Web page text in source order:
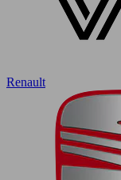
Renault